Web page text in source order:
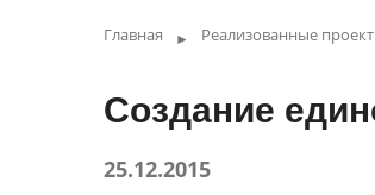
Главная ► Реализованные
Создание
25.12.2015